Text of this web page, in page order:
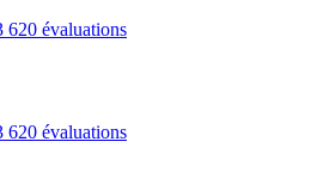
620 évaluations
620 évaluations